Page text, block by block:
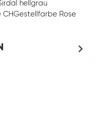
hellgrau
CHGestellfarbe Rose